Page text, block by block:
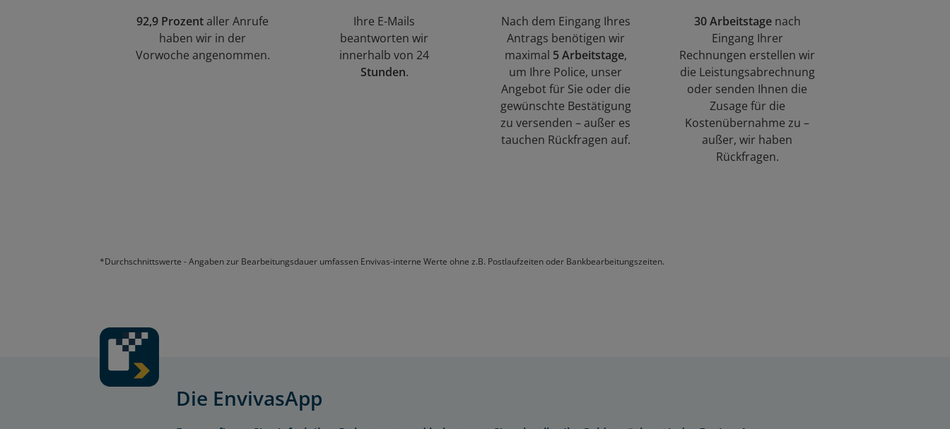
92,9 Prozentaller Anrufe
haben wir in der
Vorwoche angenommen.
Ihre E-Mails
beantworten wir
innerhalb von 24
Stunden.
Nach dem Eingang Ihres
Antrags benötigen wir
maximal 5 Arbeitstage,
um Ihre Police, unser
Angebot für Sie oder die
gewünschte Bestätigung
zu versenden – außer es
tauchen Rückfragen auf.
30 Arbeitstagenach
Eingang Ihrer
Rechnungen erstellen wir
die Leistungsabrechnung
oder senden Ihnen die
Zusage für die
Kostenübernahme zu –
außer, wir haben
Rückfragen.
*Durchschnittswerte -Angaben zur Bearbeitungsdauer umfassen Envivas-interne Werte ohne z.B. Postlaufzeiten oder Bankbearbeitungszeiten.
Die EnvivasApp